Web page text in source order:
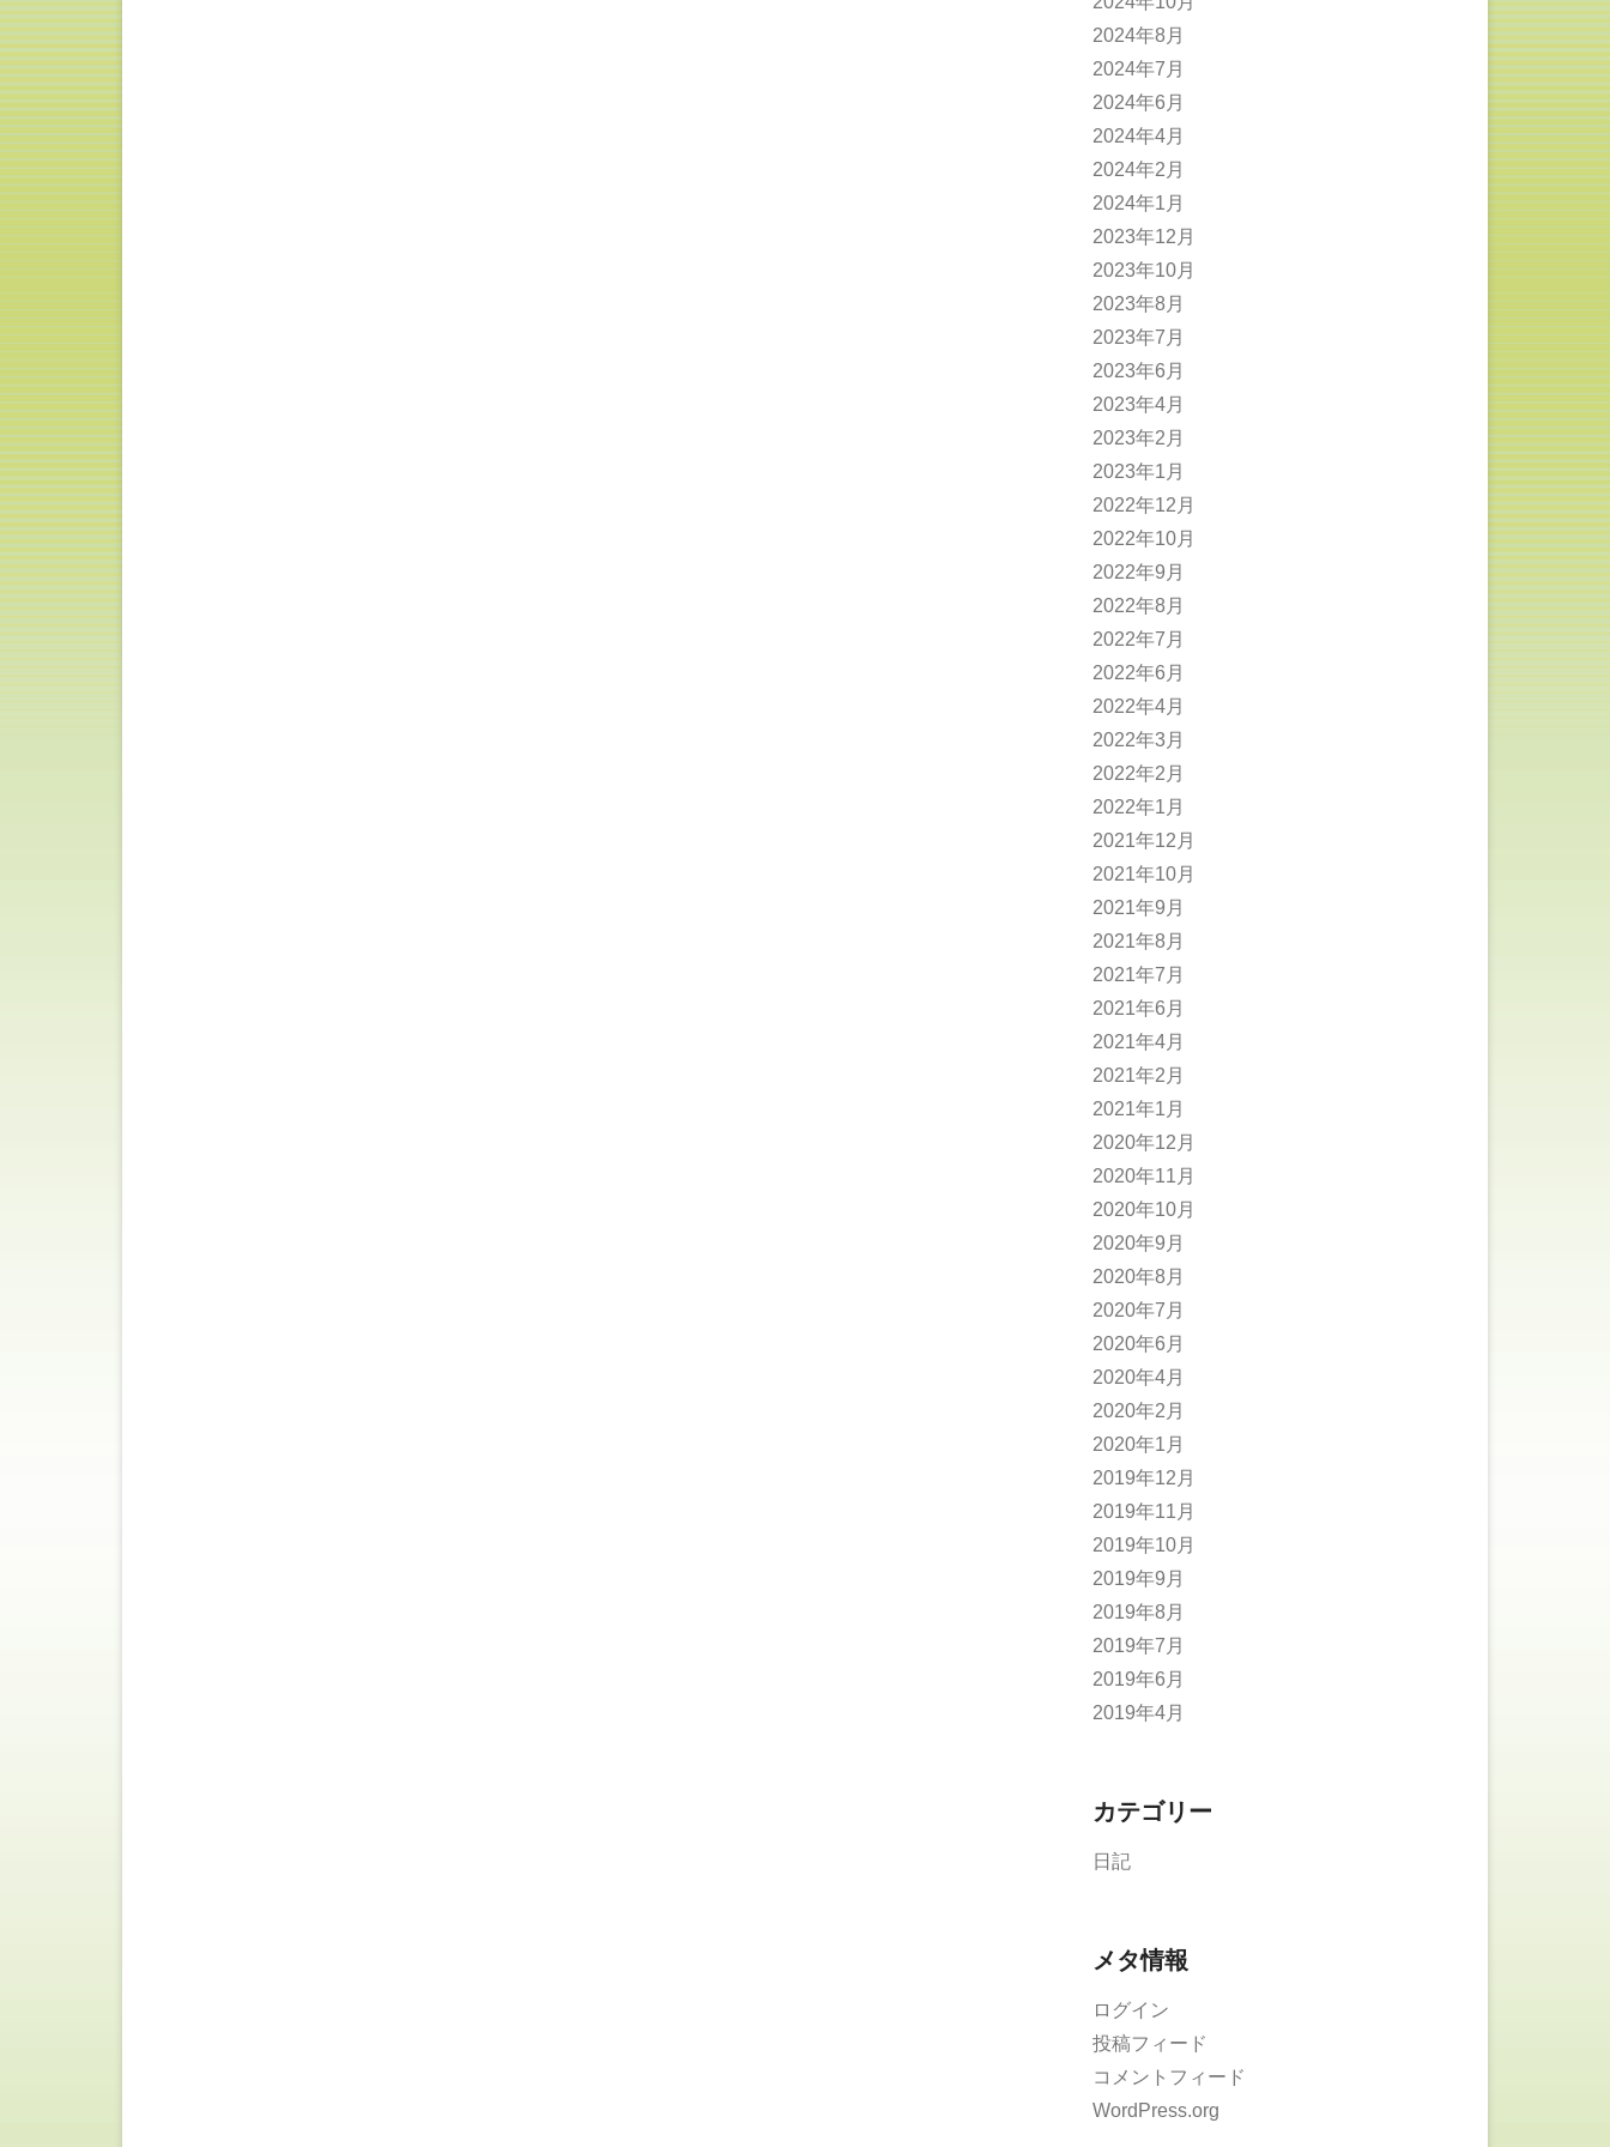
2024年8月
2024年7月
2024年6月
2024年4月
2024年2月
2024年1月
2023年12月
2023年10月
2023年8月
2023年7月
2023年6月
2023年4月
2023年2月
2023年1月
2022年12月
2022年10月
2022年9月
2022年8月
2022年7月
2022年6月
2022年4月
2022年3月
2022年2月
2022年1月
2021年12月
2021年10月
2021年9月
2021年8月
2021年7月
2021年6月
2021年4月
2021年2月
2021年1月
2020年12月
2020年11月
2020年10月
2020年9月
2020年8月
2020年7月
2020年6月
2020年4月
2020年2月
2020年1月
2019年12月
2019年11月
2019年10月
2019年9月
2019年8月
2019年7月
2019年6月
2019年4月
カテゴリー
日記
メタ情報
ログイン
投稿フィード
コメントフィード
WordPress.org